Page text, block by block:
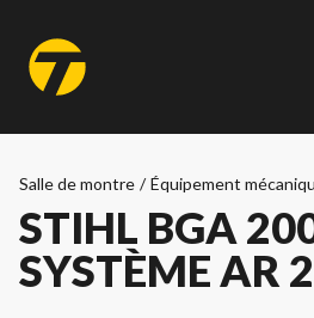
Salle de montre / Équipement
STIHL BGA
SYSTÈME AR